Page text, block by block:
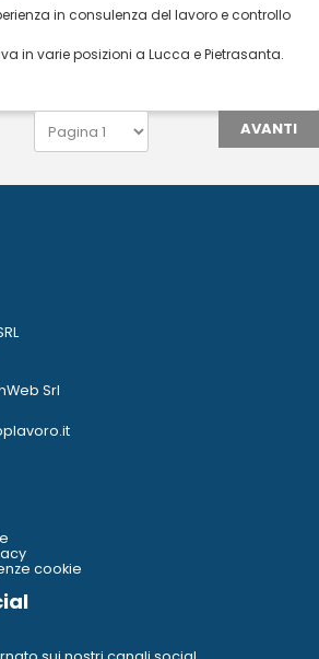
in consulenza del lavoro e controllo
in varie posizioni a Lucca e Pietrasanta.
AVANTI
Srl
cookie